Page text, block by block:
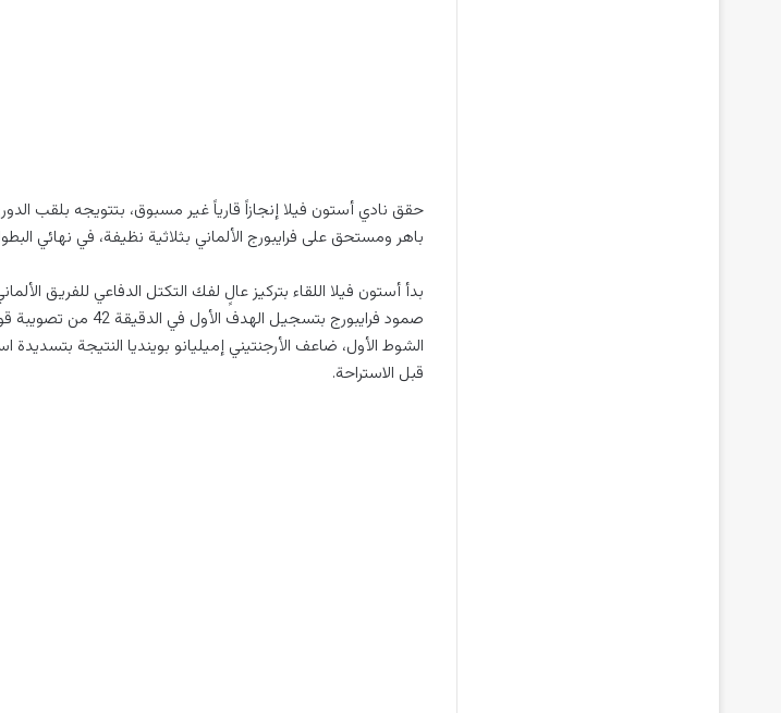
حقق نادي أستون فيلا إنجازاً قارياً غير مسبوق، بتتويجه بلقب
باهر ومستحق على فرايبورج الألماني بثلاثية نظيفة، في نهائي
بدأ أستون فيلا اللقاء بتركيز عالٍ لفك التكتل الدفاعي للفريق
صمود فرايبورج بتسجيل
الشوط الأول، ضاعف الأرجنتيني إميليانو بوينديا النتيجة
قبل الاستراحة.